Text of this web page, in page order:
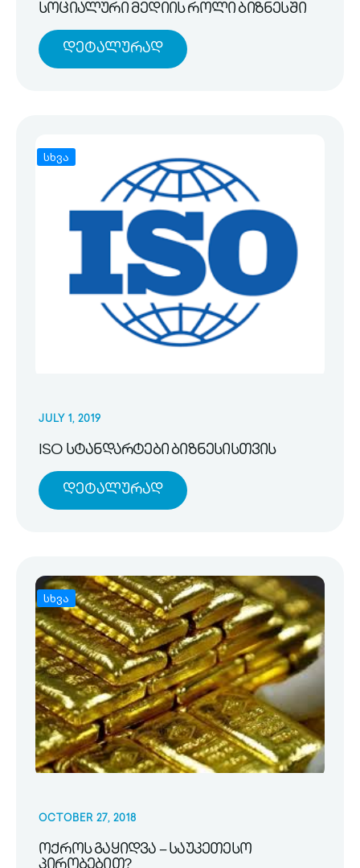
სოციალური მედიის როლი ბიზნესში
Დეტალურად
სხვა
JULY 1, 2019
ISO სტანდარტები ბიზნესისთვის
Დეტალურად
სხვა
OCTOBER 27, 2018
ოქროს გაყიდვა – საუკეთესო